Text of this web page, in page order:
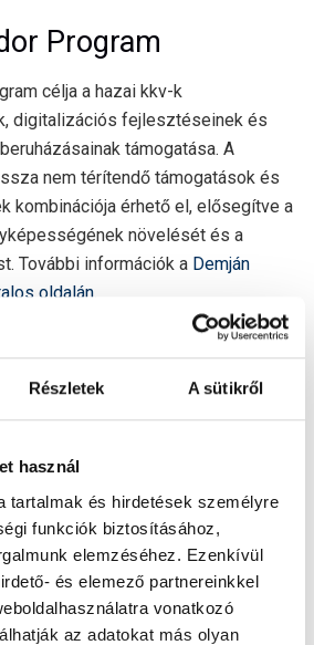
Részletek A sütikről
használ
tartalmak és hirdetések személyre
funkciók biztosításához,
elemzéséhez. Ezenkívül
és elemező partnereinkkel
vonatkozó
az adatokat más olyan
Program
célja a hazai kkv-k
digitalizációs fejlesztéseinek és
támogatása. A
nem térítendő támogatások és
kombinációja érhető el, elősegítve a
növelését és a
További információk a Demján
oldalán
Plusz Budapest
indult, és kamatmentes
a budapesti székhelyű kkv-k
5 és 50 millió forint között lehet,
és elektromos járművek
feltétele legalább egy lezárt